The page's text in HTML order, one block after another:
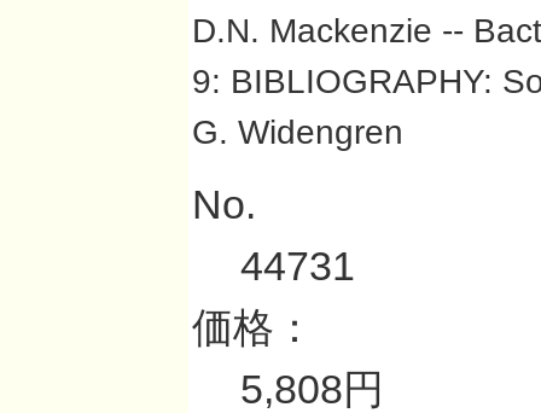
D.N. Mackenzie --
9: BIBLIOGRAPHY:
G. Widengren
No.
44731
価格：
5,808円